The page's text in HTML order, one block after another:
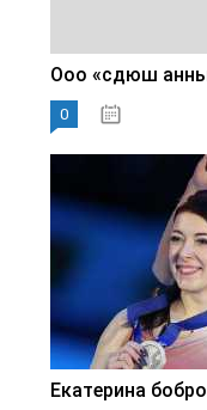
Ооо «сдюш анны
0
Екатерина